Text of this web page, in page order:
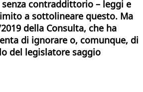
contraddittorio – leggi e
a sottolineare questo. Ma
della Consulta, che ha
di ignorare o, comunque, di
del legislatore saggio